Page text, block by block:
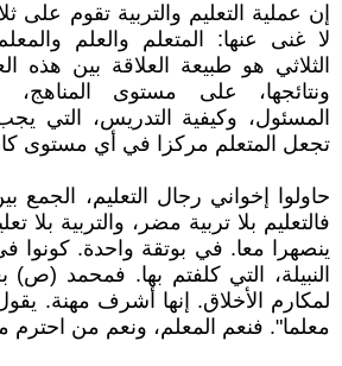
إن عملية التعليم والتربية تقوم على
لا غنى عنها: المتعلم والعلم
الثلاثي هو طبيعة العلاقة بين هذه
ونتائجها، على مستوى المناهج،
المسئول، وكيفية التدريس، التي
تجعل المتعلم مركزا في أي مستوى
حاولوا إخواني رجال التعليم، الجمع
فالتعليم بلا تربية مضر، والتربية بلا
ينصهرا معا. في بوتقة واحدة. كونوا
النبيلة، التي كلفتم بها. فمحمد (ص)
لمكارم الأخلاق. إنها أشرف مهنة.
معلما". فنعم المعلم، ونعم من احترم